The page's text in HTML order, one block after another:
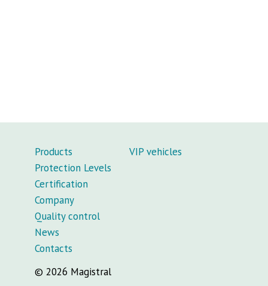
Products
Protection Levels
Certification
Company
Quality control
News
Contacts
© 2026 Magistral
VIP vehicles